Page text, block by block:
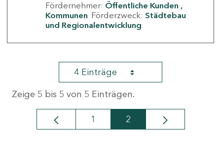
Fördernehmer: Öffentliche Kunden
Kommunen Förderzweck: Städtebau
und Regionalentwicklung
4 Einträge
Zeige 5 bis 5 von 5 Einträgen.
Seite
1 Seite
2